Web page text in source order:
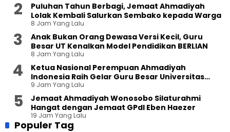
Puluhan Tahun Berbagi, Jemaat Ahmadiyah
Lolak Kembali Salurkan Sembako kepada Warga
8 Jam Yang Lalu
Anak Bukan Orang Dewasa Versi Kecil, Guru
Besar UT Kenalkan Model Pendidikan BERLIAN
8 Jam Yang Lalu
Ketua Nasional Perempuan Ahmadiyah
Indonesia Raih Gelar Guru Besar Universitas
Terbuka
9 Jam Yang Lalu
Jemaat Ahmadiyah Wonosobo Silaturahmi
Hangat dengan Jemaat GPdI Eben Haezer
19 Jam Yang Lalu
Populer Tag